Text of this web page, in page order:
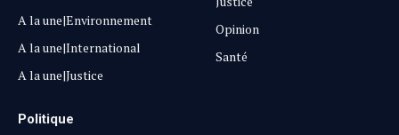
A la une|Environnement
A la une|International
A la une|Justice
Opinion
Santé
Politique